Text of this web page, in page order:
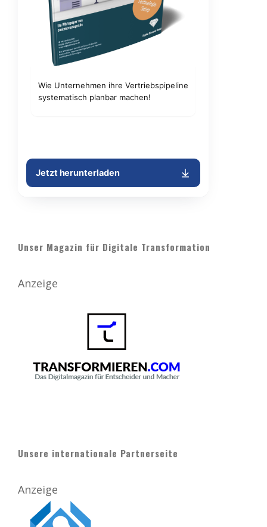
Unser Magazin für Digitale Transformation
Anzeige
Unsere internationale Partnerseite
Anzeige